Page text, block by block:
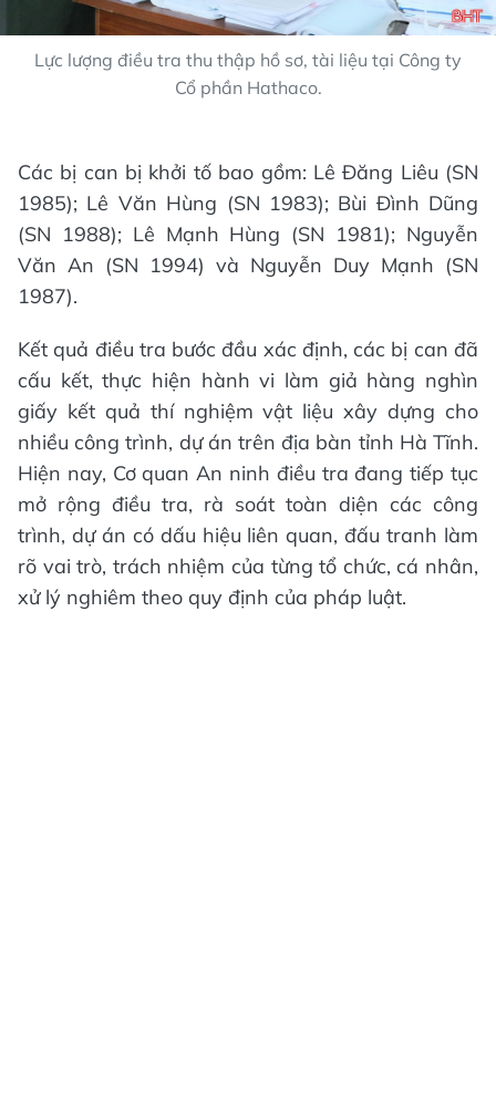
Lực lượng điều tra thu thập hồ sơ, tài liệu tại Công ty
Cổ phần Hathaco.
Các bị can bị khởi tố bao gồm: Lê Đăng Liêu (SN
1985); Lê Văn Hùng (SN 1983); Bùi Đình Dũng
(SN 1988); Lê Mạnh Hùng (SN 1981); Nguyễn
Văn An (SN 1994) và Nguyễn Duy Mạnh (SN
1987).
Kết quả điều tra bước đầu xác định, các bị can đã
cấu kết, thực hiện hành vi làm giả hàng nghìn
giấy kết quả thí nghiệm vật liệu xây dựng cho
nhiều công trình, dự án trên địa bàn tỉnh Hà Tĩnh.
Hiện nay, Cơ quan An ninh điều tra đang tiếp tục
mở rộng điều tra, rà soát toàn diện các công
trình, dự án có dấu hiệu liên quan, đấu tranh làm
rõ vai trò, trách nhiệm của từng tổ chức, cá nhân,
xử lý nghiêm theo quy định của pháp luật.